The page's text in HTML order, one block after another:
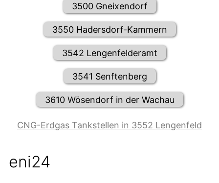
3500 Gneixendorf
3550 Hadersdorf-Kammern
3542 Lengenfelderamt
3541 Senftenberg
3610 Wösendorf in der Wachau
CNG-Erdgas Tankstellen in 3552 Lengenfeld
eni24